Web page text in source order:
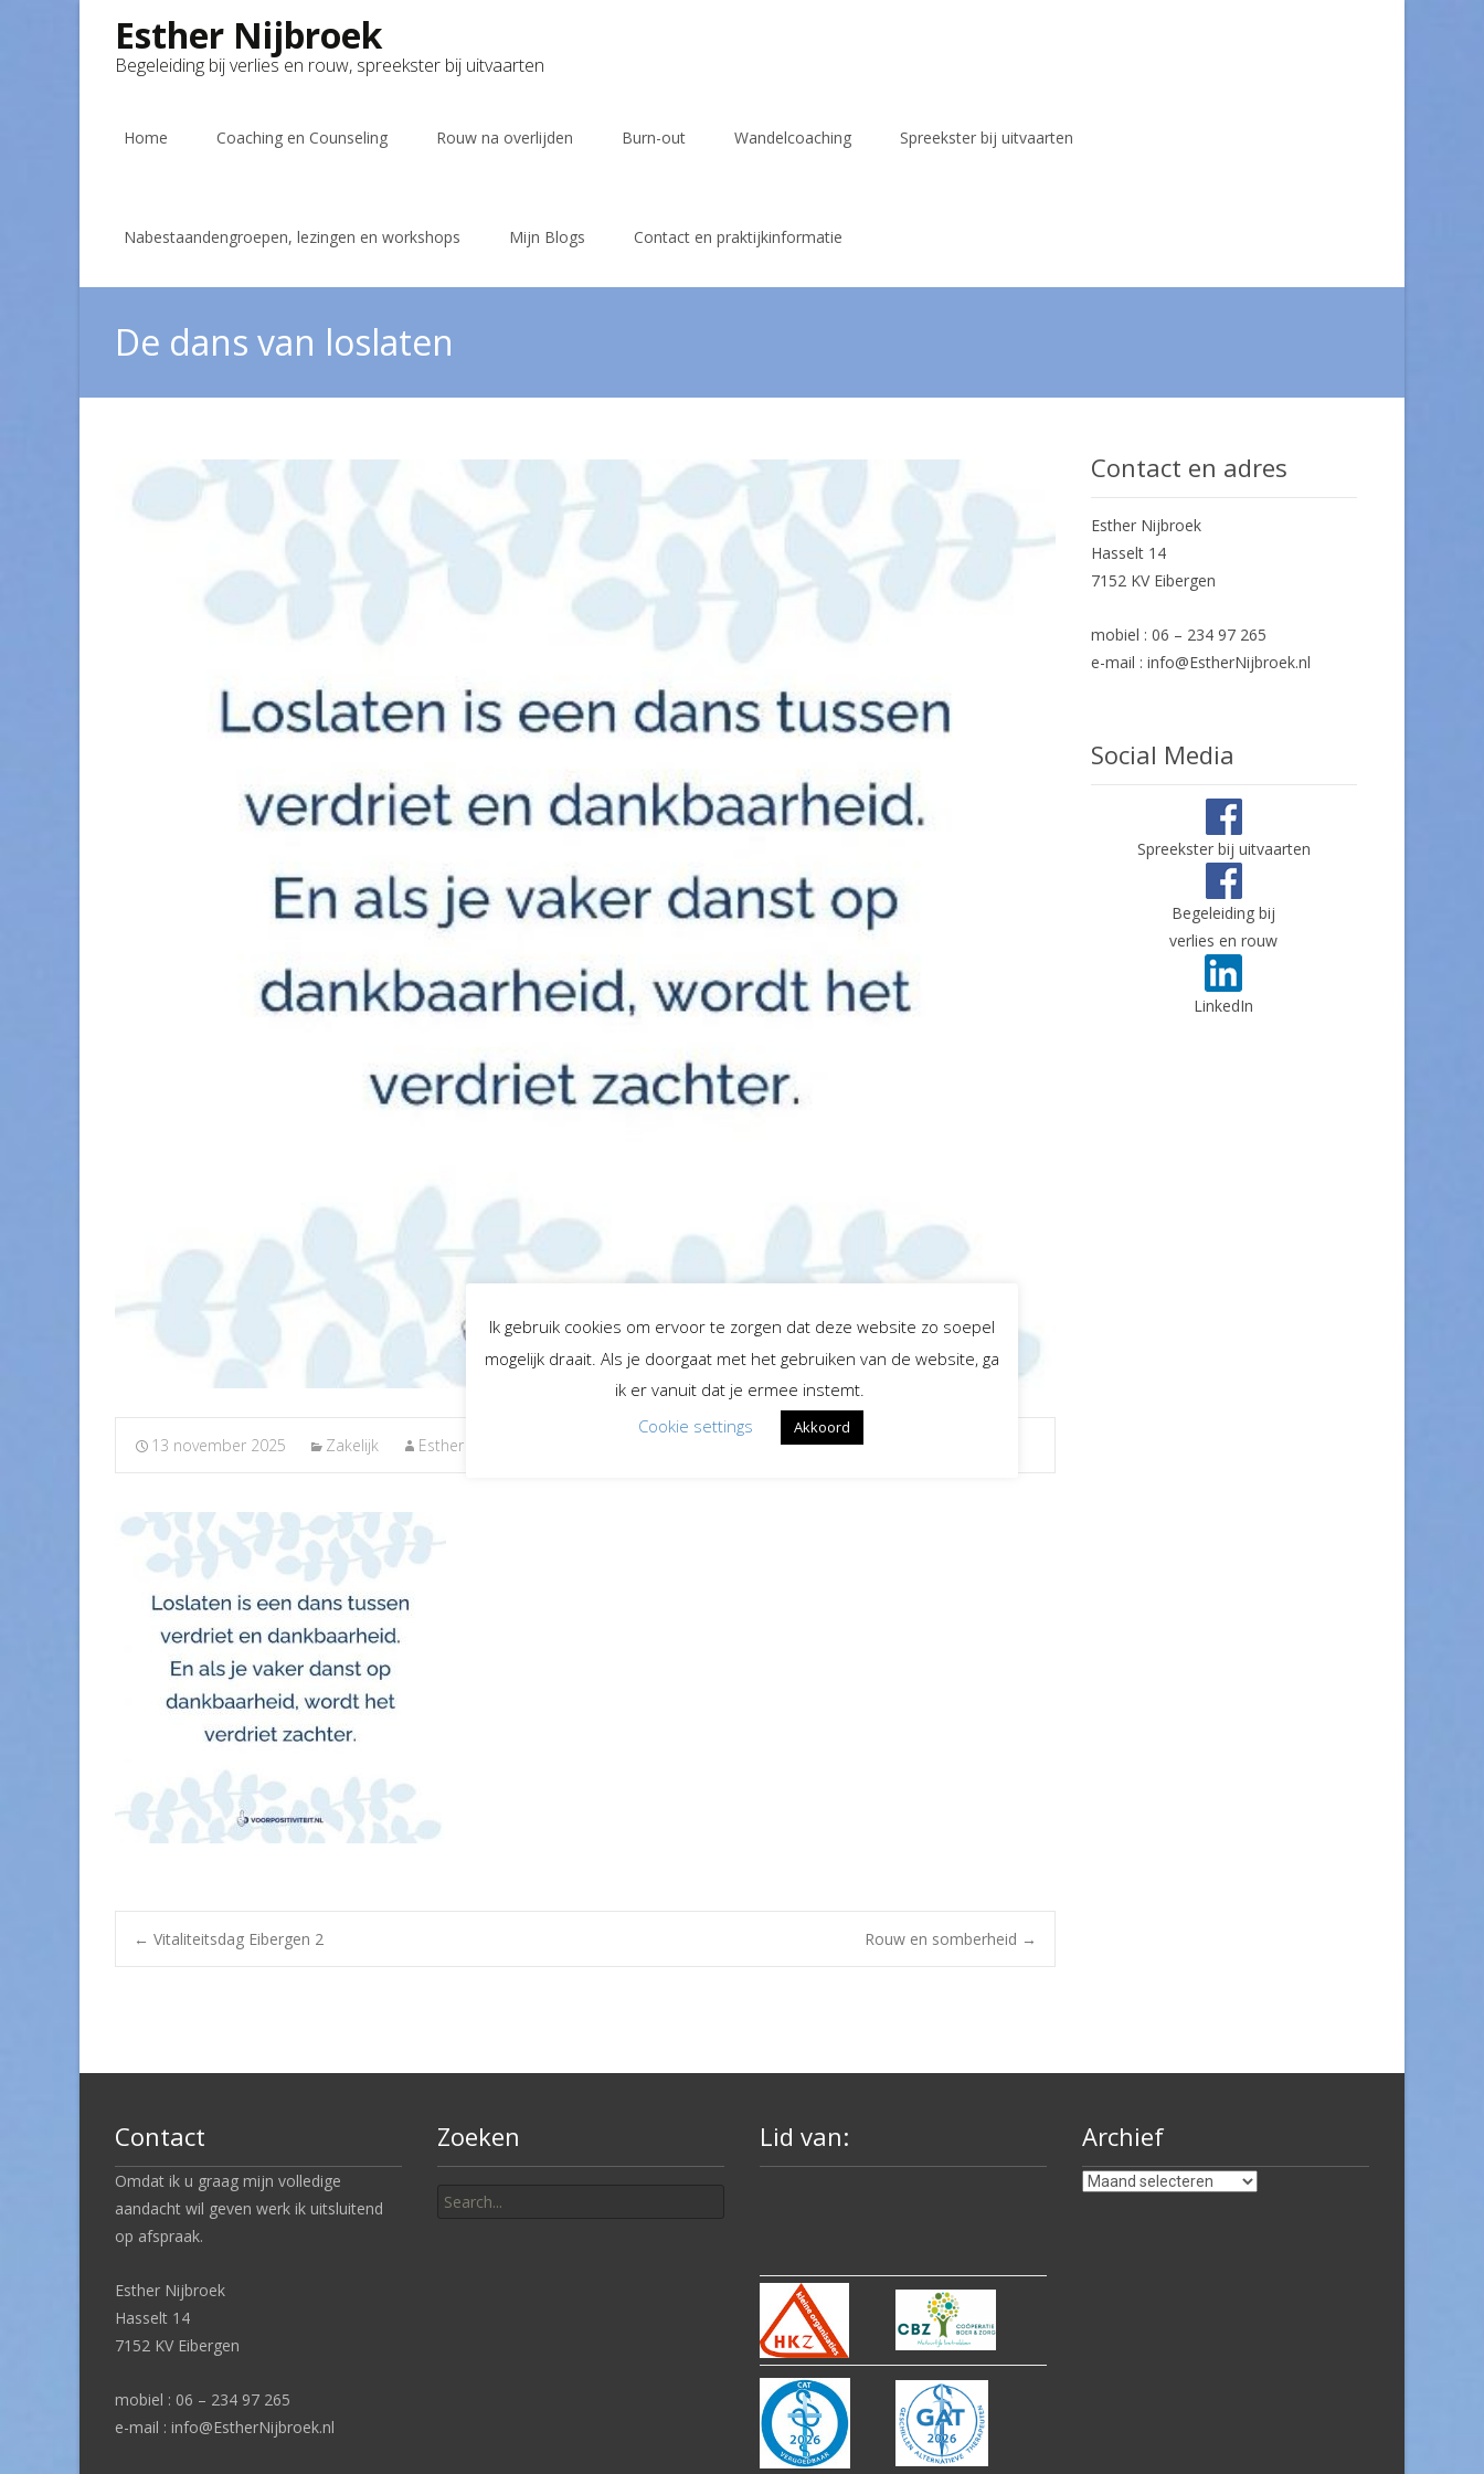
Esther Nijbroek
Begeleiding bij verlies en rouw, spreekster bij uitvaarten
Home Coaching en Counseling Rouw na overlijden Burn-out Wandelcoaching Spreekster bij uitvaarten
Nabestaandengroepen, lezingen en workshops Mijn Blogs Contact en praktijkinformatie
De dans van loslaten
13 november 2025 Zakelijk Esther Nijbroek
Post
← Vitaliteitsdag Eibergen 2 Rouw en somberheid →
Contact en adres
Esther Nijbroek
Hasselt 14
7152 KV Eibergen
mobiel : 06 – 234 97 265
e-mail : info@EstherNijbroek.nl
Social Media
Spreekster bij uitvaarten
Begeleiding bij
verlies en rouw
LinkedIn
Contact
Omdat ik u graag mijn volledige
aandacht wil geven werk ik uitsluitend
op afspraak.
Esther Nijbroek
Hasselt 14
7152 KV Eibergen
mobiel : 06 – 234 97 265
e-mail : info@EstherNijbroek.nl
Zoeken
for:
Lid van: Archief
Archief
Ik gebruik cookies om ervoor te zorgen dat deze website zo soepel
mogelijk draait. Als je doorgaat met het gebruiken van de website, ga
ik er vanuit dat je ermee instemt.
Cookie settings
Akkoord